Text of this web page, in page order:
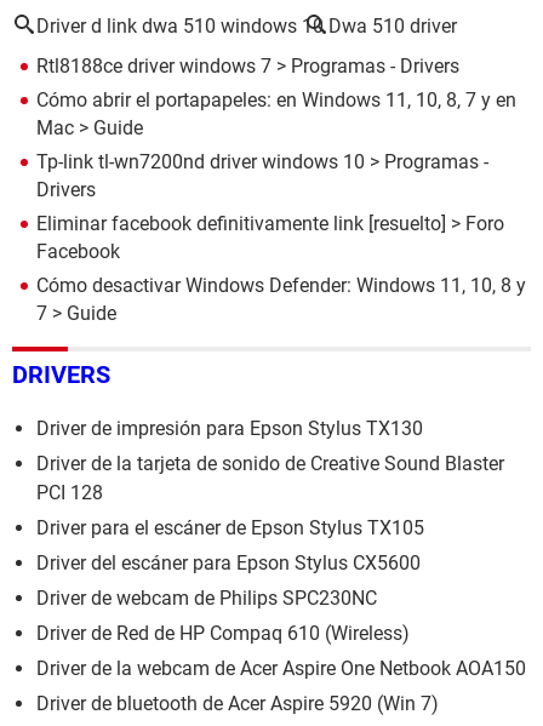
Driver d link dwa 510 windows 10 Dwa 510 driver
Rtl8188ce driver windows 7 > Programas - Drivers
Cómo abrir el portapapeles: en Windows 11, 10, 8, 7 y en
Mac > Guide
Tp-link tl-wn7200nd driver windows 10 > Programas -
Drivers
Eliminar facebook definitivamente link [resuelto] > Foro
Facebook
Cómo desactivar Windows Defender: Windows 11, 10, 8 y
7 > Guide
DRIVERS
Driver de impresión para Epson Stylus TX130
Driver de la tarjeta de sonido de Creative Sound Blaster
PCI 128
Driver para el escáner de Epson Stylus TX105
Driver del escáner para Epson Stylus CX5600
Driver de webcam de Philips SPC230NC
Driver de Red de HP Compaq 610 (Wireless)
Driver de la webcam de Acer Aspire One Netbook AOA150
Driver de bluetooth de Acer Aspire 5920 (Win 7)